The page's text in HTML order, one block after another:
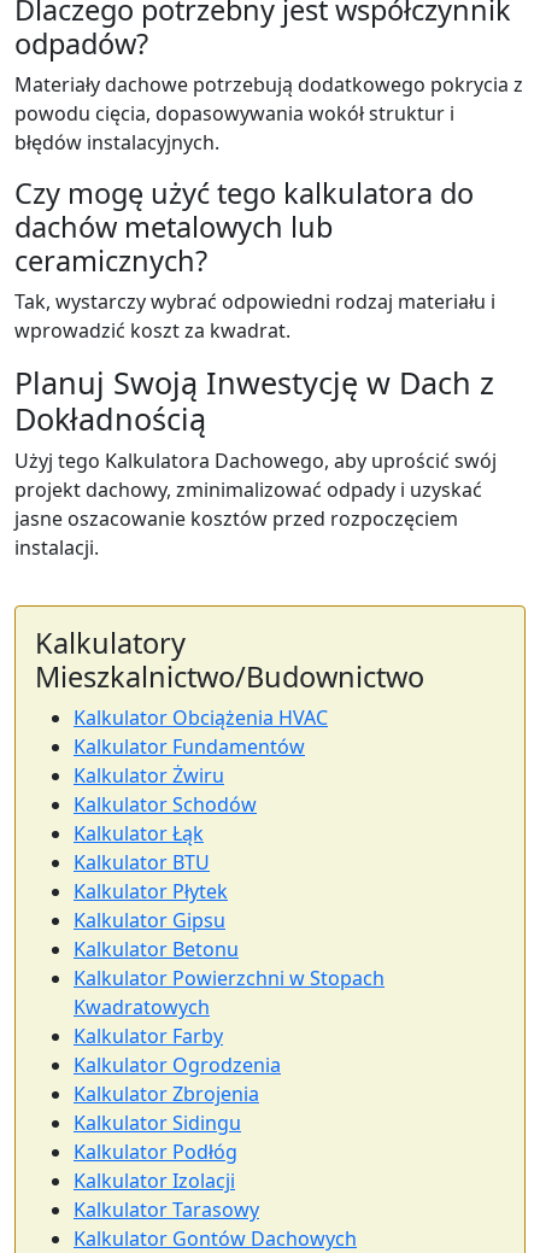
Dlaczego potrzebny jest współczynnik
odpadów?
Materiały dachowe potrzebują dodatkowego pokrycia z
powodu cięcia, dopasowywania wokół struktur i
błędów instalacyjnych.
Czy mogę użyć tego kalkulatora do
dachów metalowych lub
ceramicznych?
Tak, wystarczy wybrać odpowiedni rodzaj materiału i
wprowadzić koszt za kwadrat.
Planuj Swoją Inwestycję w Dach z
Dokładnością
Użyj tego Kalkulatora Dachowego, aby uprościć swój
projekt dachowy, zminimalizować odpady i uzyskać
jasne oszacowanie kosztów przed rozpoczęciem
instalacji.
Kalkulatory
Mieszkalnictwo/Budownictwo
Kalkulator Obciążenia HVAC
Kalkulator Fundamentów
Kalkulator Żwiru
Kalkulator Schodów
Kalkulator Łąk
Kalkulator BTU
Kalkulator Płytek
Kalkulator Gipsu
Kalkulator Betonu
Kalkulator Powierzchni w Stopach
Kwadratowych
Kalkulator Farby
Kalkulator Ogrodzenia
Kalkulator Zbrojenia
Kalkulator Sidingu
Kalkulator Podłóg
Kalkulator Izolacji
Kalkulator Tarasowy
Kalkulator Gontów Dachowych